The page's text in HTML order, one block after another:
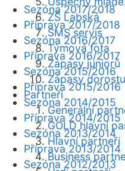
ZŠ Labská
SMS servis
Týmová fota
Zápasy juniorů
Zápasy dorostu
Partneři
Generální
GOLD hlavní
Hlavní partneři
Business
Sezóna 2017/2018
Příprava 2017/2018
Sezóna 2016/2017
Příprava 2016/2017
Sezóna 2015/2016
Příprava 2015/2016
Sezóna 2014/2015
Příprava 2014/2015
Sezóna 2013/2014
Příprava 2013/2014
Sezóna 2012/2013